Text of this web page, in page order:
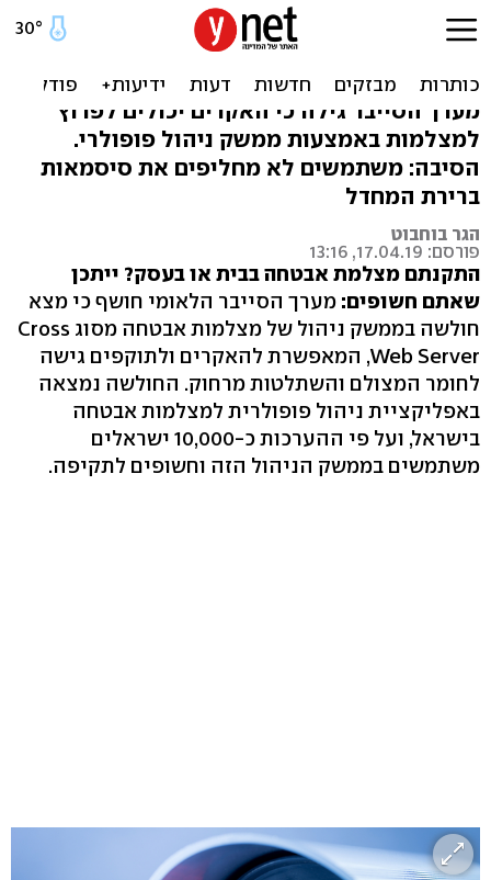
10,000 מצלמות אבטחה
חשופות לפריצה
מערך הסייבר גילה כי האקרים יכולים לפרוץ
למצלמות באמצעות ממשק ניהול פופולרי.
הסיבה: משתמשים לא מחליפים את סיסמאות
ברירת המחדל
הגר בוחבוט
פורסם: 17.04.19, 13:16
התקנתם מצלמת אבטחה בבית או בעסק? ייתכן
שאתם חשופים: מערך הסייבר הלאומי חושף כי מצא
חולשה בממשק ניהול של מצלמות אבטחה מסוג Cross
Web Server, המאפשרת להאקרים ולתוקפים גישה
לחומר המצולם והשתלטות מרחוק. החולשה נמצאה
באפליקציית ניהול פופולרית למצלמות אבטחה
בישראל, ועל פי ההערכות כ-10,000 ישראלים
משתמשים בממשק הניהול הזה וחשופים לתקיפה.